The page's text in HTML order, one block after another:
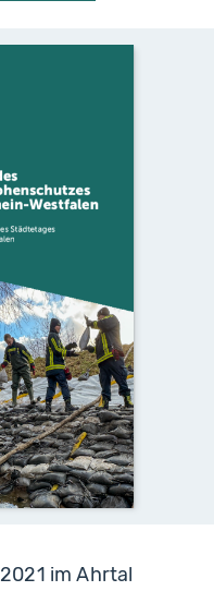
im Ahrtal